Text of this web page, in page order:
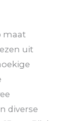
maat
uit
diverse